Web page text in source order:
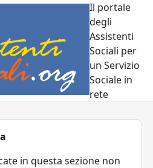
Il portale
degli
Assistenti
Sociali per
un Servizio
Sociale in
rete
in questa sezione non